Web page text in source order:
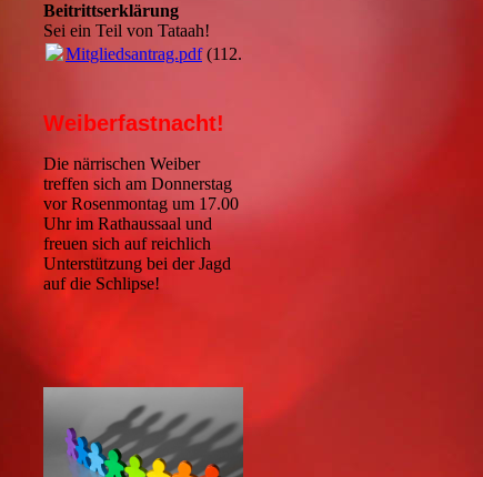
Beitrittserklärung
Sei ein Teil von Tataah!
Mitgliedsantrag.pdf(112.57KB)
Weiberfastnacht!
Die närrischen Weiber
treffen sich am Donnerstag
vor Rosenmontag um 17.00
Uhr im Rathaussaal und
freuen sich auf reichlich
Unterstützung bei der Jagd
auf die Schlipse!